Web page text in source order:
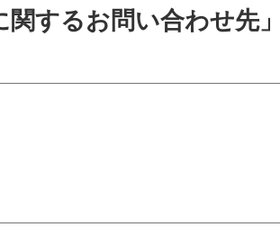
関するお問い合わせ先